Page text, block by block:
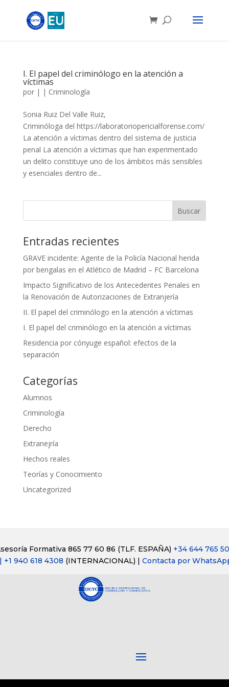
I. El papel del criminólogo en la atención a
víctimas
por | | Criminología
Sonia Ruiz Del Valle Ruiz,
Criminóloga del https://laboratoriopericialforense.com/
La atención a víctimas dentro del sistema de justicia
penal La atención a víctimas que han experimentado
un delito constituye uno de los ámbitos más sensibles
y esenciales dentro de...
Entradas recientes
GRAVE incidente: Agente de la Policía Nacional herida
por bengalas en el Atlético de Madrid – FC Barcelona
Impacto Significativo de los Antecedentes Penales en
la Renovación de Autorizaciones de Extranjería
II. El papel del criminólogo en la atención a víctimas
I. El papel del criminólogo en la atención a víctimas
Residencia por cónyuge español: efectos de la
separación
Categorías
Alumnos
Criminología
Derecho
Extranejría
Hechos reales
Teorías y Conocimiento
Uncategorized
Formativa 865 77 60 86 (TLF. ESPAÑA) +34 644 765
+1 940 618 4308 (INTERNACIONAL) | Contacta por